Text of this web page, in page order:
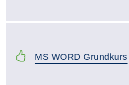
MS WORD Grundkurs